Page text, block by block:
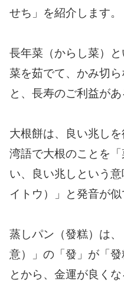
せち」を紹介します。
長年菜（からし菜）
菜を茹でて、かみ切
と、長寿のご利益があ
大根餅は、良い兆し
湾語で大根のことを
い、良い兆しという
イトウ）」と発音が似
蒸しパン（發糕）は
意）」の「發」が「
とから、金運が良くな